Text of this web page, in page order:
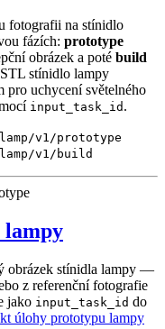
fotografii na stínidlo
fázích: prototype
obrázek a poté build
stínidlo lampy
pro uchycení světelného
input_task_id .
v1/prototype
v1/build
obrázek stínidla lampy —
z referenční fotografie
jako input_task_id do
úlohy prototypu lampy